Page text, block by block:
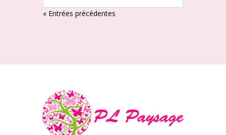
« Entrées précédentes